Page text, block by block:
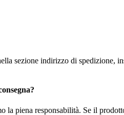
sezione indirizzo di spedizione,
la piena responsabilità. Se il